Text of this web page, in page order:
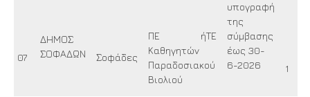
07
ΔΗΜΟΣ
ΣΟΦΑΔΩΝ
Σοφάδες
ΠΕ ήΤΕ
Καθηγητών
Παραδοσιακού
Βιολιού
υπογραφή
της
σύμβασης
έως 30-
6-2026
1